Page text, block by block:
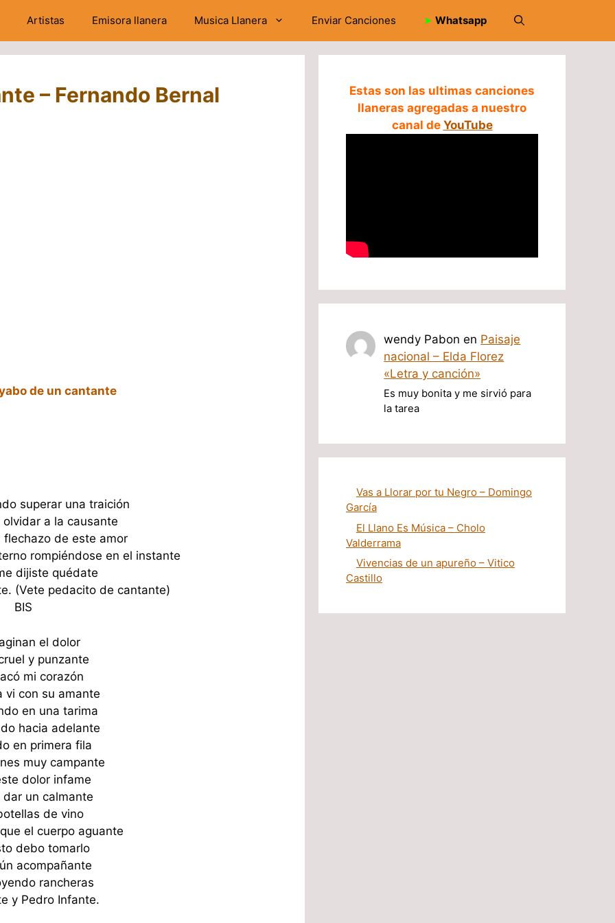
Artistas Emisora llanera Musica Llanera Enviar Canciones ➤ Whatsapp
– Fernando Bernal
de un cantante
superar una traición
a la causante
flechazo de este amor
rompiéndose en el instante
dijiste quédate
(Vete pedacito de cantante)
BIS
el dolor
y punzante
mi corazón
vi con su amante
en una tarima
hacia adelante
en primera fila
muy campante
dolor infame
dar un calmante
de vino
el cuerpo aguante
debo tomarlo
acompañante
rancheras
y Pedro Infante.
Estas son las ultimas canciones
llaneras agregadas a nuestro
canal de YouTube
wendy Pabon en Paisaje
nacional – Elda Florez
«Letra y canción»
Es muy bonita y me sirvió para
la tarea
Vas a Llorar por tu Negro – Domingo
García
El Llano Es Música – Cholo
Valderrama
Vivencias de un apureño – Vitico
Castillo